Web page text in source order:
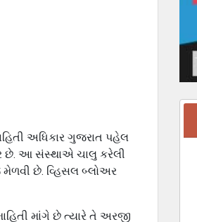
અધિકાર ગુજરાત પહેલ
છે. આ સંસ્થાએ ચાલુ કરેલી
મેળવી છે. વ્હિસલ બ્લોઅર
માંગે છે ત્યારે તે અરજી